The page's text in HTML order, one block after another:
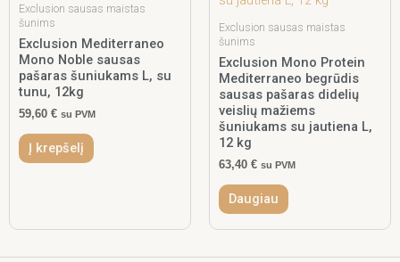
Exclusion sausas maistas
šunims
Exclusion Mediterraneo
Mono Noble sausas
pašaras šuniukams L, su
tunu, 12kg
59,60 € su PVM
Į krepšelį
Exclusion sausas maistas
šunims
Exclusion Mono Protein
Mediterraneo begrūdis
sausas pašaras didelių
veislių mažiems
šuniukams su jautiena L,
12 kg
63,40 € su PVM
Daugiau